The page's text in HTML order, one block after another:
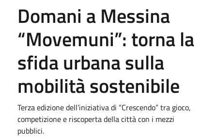
Domani a Messina
“Movemuni”: torna la
sfida urbana sulla
mobilità sostenibile
Terza edizione dell’iniziativa di “Crescendo” tra gioco,
competizione e riscoperta della città con i mezzi
pubblici.